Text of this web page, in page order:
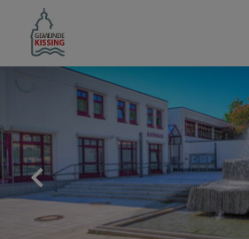
Leben & Wohnen
Bildung & Kultur
Sport & Freizeit
Kirchen & Friedhof